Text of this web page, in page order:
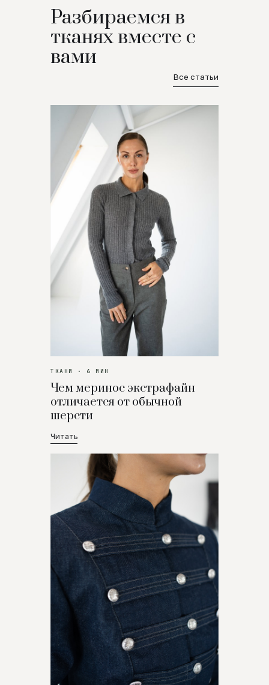
Разбираемся в
тканях вместе с
вами
Все статьи
ТКАНИ · 6 МИН
Чем меринос экстрафайн
отличается от обычной
шерсти
Читать